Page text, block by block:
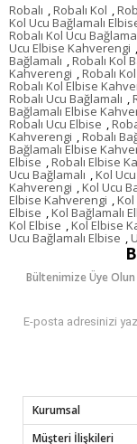
Robalı ,Robalı Kol ,
Kol Ucu Bağlamalı
Robalı Kol Ucu
Ucu Elbise Kahverengi ,
Bağlamalı ,Robalı Kol
Kahverengi ,Robalı
Robalı Kol Elbise
Robalı Ucu Bağlamalı ,
Bağlamalı Elbise
Robalı Ucu Elbise ,
Kahverengi ,Robalı
Bağlamalı Elbise
Elbise ,Robalı Elbise
Ucu Bağlamalı ,Kol
Kahverengi ,Kol Ucu
Elbise Kahverengi ,
Elbise ,Kol Bağlamalı
Kol Elbise ,Kol Elbise
Ucu Bağlamalı Elbise ,
Bültenimize Üye
Kurumsal
Müşteri İlişkileri